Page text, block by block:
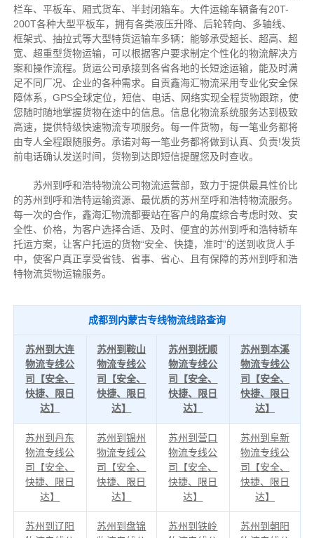
栏车、平板车、厢式货车、半封闭箱车。大件运输车辆备有20T-
200T各种大型平板车，拥有各类液压升降、后轮转向、多轴线、
框架式、抽拉式等大型特货运输车多辆：能够承受超长、超高、超
宽、超重型货物运输，可以根据客户要求制定个性化的物流解决方
案和操作流程。货运公司承接到各省各地的长短途运输，能及时满
足不同厂况、企业的各种需求。自贡鑫海汇物流采用专业化安全保
障体系，GPS全球定位，短信、电话、网络实现全程货物跟踪，使
您随时随地掌握货物在途中的信息。信息化物流系统服务达到极致
高速，提供特级快速物流专项服务。每一件货物，每一笔业务都将
由专人全程跟随服务。承诺对每一笔业务都将做到认真、负责!发货
前电话确认发送时间，货物到达即短信提醒您及时查收。
苏州到呼和浩特物流公司物流运营部，致力于提供最具性价比
的苏州到呼和浩特运输资源、最优质的苏州至呼和浩特物流服务。
每一次的合作，鑫海汇物流都要站在客户的角度综合考虑时效、安
全性、价格，为客户选择合适、及时、便宜的苏州到呼和浩特轿车
托运方案，让客户托运的货物“安全、快捷，准时”的送到收货人手
中，使客户真正享受省钱、省事、省心、且有保障的苏州到呼和浩
特物流货物运输服务。
成都到内蒙古专线物流线路查询
苏州到大连
物流专线公
司【安全、
快捷、限日
达】
苏州到鞍山
物流专线公
司【安全、
快捷、限日
达】
苏州到抚顺
物流专线公
司【安全、
快捷、限日
达】
苏州到本溪
物流专线公
司【安全、
快捷、限日
达】
苏州到丹东
物流专线公
司【安全、
快捷、限日
达】
苏州到锦州
物流专线公
司【安全、
快捷、限日
达】
苏州到营口
物流专线公
司【安全、
快捷、限日
达】
苏州到阜新
物流专线公
司【安全、
快捷、限日
达】
苏州到辽阳
苏州到盘锦
苏州到铁岭
苏州到朝阳